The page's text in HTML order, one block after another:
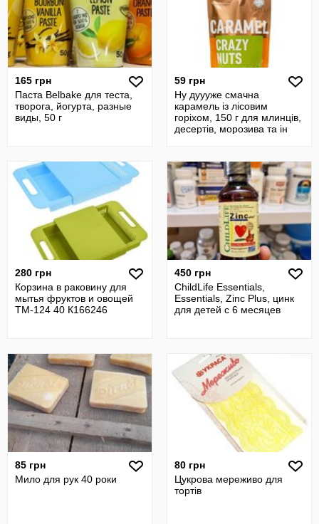
165 грн
Паста Belbake для теста,
творога, йогурта, разные
виды, 50 г
59 грн
Ну дуууже смачна
карамель із лісовим
горіхом, 150 г для млинців,
десертів, морозива та ін
280 грн
Корзина в раковину для
мытья фруктов и овощей
TM-124 40 К166246
450 грн
ChildLife Essentials,
Essentials, Zinc Plus, цинк
для детей с 6 месяцев
85 грн
Мило для рук 40 роки
80 грн
Цукрова мереживо для
тортів